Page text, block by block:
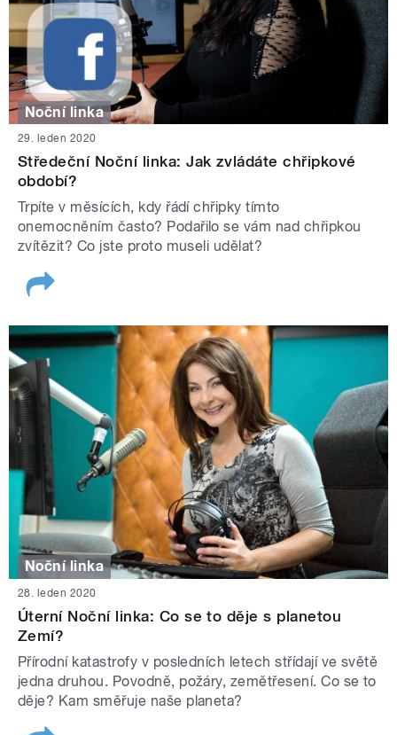
Noční linka
29. leden 2020
Středeční Noční linka: Jak zvládáte chřipkové
období?
Trpíte v měsících, kdy řádí chřipky tímto
onemocněním často? Podařilo se vám nad chřipkou
zvítězit? Co jste proto museli udělat?
Noční linka
28. leden 2020
Úterní Noční linka: Co se to děje s planetou
Zemí?
Přírodní katastrofy v posledních letech střídají ve světě
jedna druhou. Povodně, požáry, zemětřesení. Co se to
děje? Kam směřuje naše planeta?